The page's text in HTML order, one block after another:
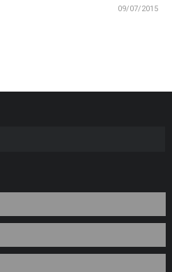
09/07/2015